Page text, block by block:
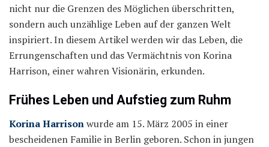
nicht nur die Grenzen des Möglichen überschritten,
sondern auch unzählige Leben auf der ganzen Welt
inspiriert. In diesem Artikel werden wir das Leben, die
Errungenschaften und das Vermächtnis von Korina
Harrison, einer wahren Visionärin, erkunden.
Frühes Leben und Aufstieg zum Ruhm
Korina Harrisonwurde am 15. März 2005 in einer
bescheidenen Familie in Berlin geboren. Schon in jungen